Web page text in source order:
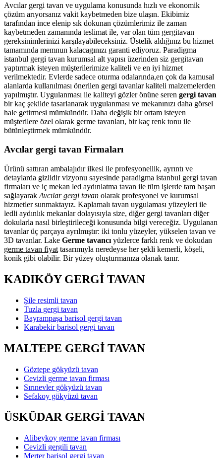
Avcılar gergi tavan ve uygulama konusunda hızlı ve ekonomik
çözüm arıyorsanız vakit kaybetmeden bize ulaşın. Ekibimiz
tarafından ince elenip sık dokunan çözümlerimiz ile zaman
kaybetmeden zamanında teslimat ile, var olan tüm gergitavan
gereksinimlerinizi karşılayabileceksiniz. Üstelik aldığınız bu hizmet
tamamında memnun kalacagınızı garanti ediyoruz. Paradigma
istanbul gergi tavan kurumsal alt yapısı üzerinden siz gergitavan
yaptırmak isteyen müşterilerimize kaliteli ve en iyi hizmet
verilmektedir. Evlerde sadece oturma odalarında,en çok da kamusal
alanlarda kullanılması önerilen gergi tavanlar kaliteli malzemelerden
yapılmıştır. Uygulanması ile kaliteyi gözler önüne seren gergi tavan
bir kaç şekilde tasarlanarak uygulanması ve mekanınızı daha görsel
hale getirmesi mümkündür. Daha değişik bir ortam isteyen
müşterilere özel olarak germe tavanları, bir kaç renk tonu ile
bütünleştirmek mümkündür.
Avcılar gergi tavan Firmaları
Ürünü sattıran ambalajıdır ilkesi ile profesyonellik, ayrıntı ve
detaylarda gizlidir vizyonu sayesinde paradigma istanbul gergi tavan
firmaları ve iç mekan led aydınlatma tavan ile tüm işlerde tam başarı
sağlayarak Avcılar gergi tavan olarak profesyonel ve kurumsal
hizmetler sunmaktayız. Kaplamalı tavan uygulaması yüzeyleri ile
ledli aydınlık mekanlar dolayısıyla size, diğer gergi tavanları diğer
dokularla nasıl birleştirileceği konusunda bilgi vereceğiz. Uygulanan
tavanlar üç parçaya ayrılmıştır: iki tonlu yüzeyler, yükselen tavan ve
3D tavanlar. Lake Germe tavancı yüzlerce farklı renk ve dokudan
germe tavan fiyat tasarımıyla neredeyse her şekli kemerli, köşeli,
konik gibi olabilir. Bir yüzey oluşturmanıza olanak tanır.
KADIKÖY GERGİ TAVAN
Şile resimli tavan
Tuzla gergi tavan
Bayrampaşa barisol gergi tavan
Karabekir barisol gergi tavan
MALTEPE GERGİ TAVAN
Göztepe gökyüzü tavan
Cevizli germe tavan firması
Sırınevler gökyüzü tavan
Sefakoy gökyüzü tavan
ÜSKÜDAR GERGİ TAVAN
Alibeykoy germe tavan firması
Cevizli gergili tavan
Merter barisol gergi tavan